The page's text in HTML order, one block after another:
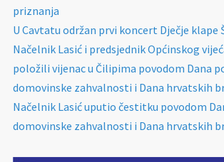
priznanja
U Cavtatu održan prvi koncert Dječje klape
Načelnik Lasić i predsjednik Općinskog
položili vijenac u Čilipima povodom Dana
domovinske zahvalnosti i Dana hrvatskih
Načelnik Lasić uputio čestitku povodom
domovinske zahvalnosti i Dana hrvatskih